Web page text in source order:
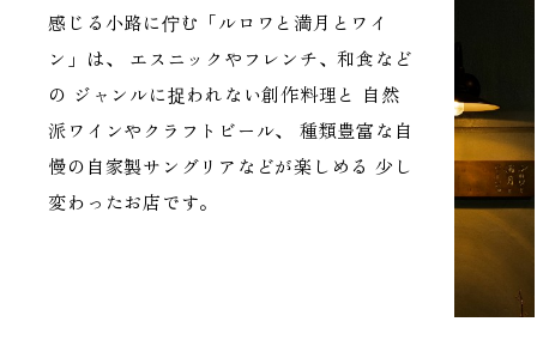
感じる小路に佇む「ルロワと満月とワイ
ン」は、
エスニックやフレンチ、和食など
の ジャンルに捉われない創作料理と 自然
派ワインやクラフトビール、
種類豊富な自
慢の自家製サングリアなどが楽しめる 少し
変わったお店です。